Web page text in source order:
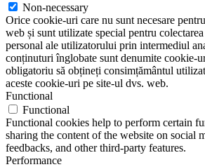
Non-necessary
Orice cookie-uri care nu sunt necesare
web și sunt utilizate special pentru
personal ale utilizatorului prin intermediul
conținuturi înglobate sunt denumite cookie-
obligatoriu să obțineți consimțământul
aceste cookie-uri pe site-ul dvs. web.
Functional
Functional
Functional cookies help to perform certain
sharing the content of the website on social
feedbacks, and other third-party features.
Performance